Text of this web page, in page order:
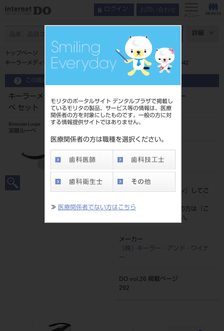
モリタのポータルサイト デンタルプラザで掲載し
ているモリタの製品、サービス等の情報は、医療
関係者の方を対象にしたものです。一般の方に対
する情報提供サイトではありません。
医療関係者の方は職種を選択ください。
≫ 医療関係者でない方はこちら
ログイン お問い合わせ
メニュー
詳細
トップページ
キーラーメディビューフレーム ＋パノラミックXLルーペ セット P4542
この商品に関するお問い合わせ
キーラーメディビューフレーム ＋パノラミックXLルー
ペ セット P4542
Binocular Loupe
双眼ルーペ
品目コード
206720125
標準価格
価格の確認は『ログイン
』してご
ネット会員登録がまだの方は『
こ
』より登録ください。
メーカー
（株）キーラー・アンド・ワイナ
ー
DO vol.26 掲載ページ
292
インデックス フレームの種類
キーラールーペの種類
フレームの種類
ルーペの選び方チャート
コードレスLEDライト
取り扱い上の注意事項
製品情報